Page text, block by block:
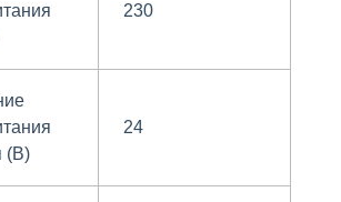
230
(В)
24